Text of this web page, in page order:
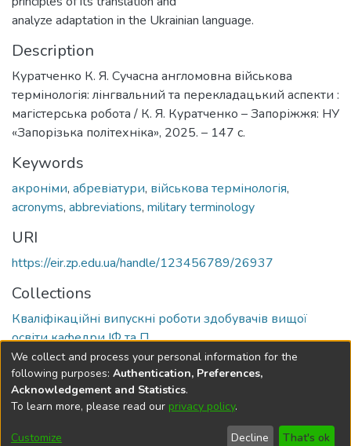
analyze adaptation in the Ukrainian language.
Description
Куратченко К. Я. Сучасна англомовна військова
термінологія: лінгвальний та перекладацький аспекти :
магістерська робота / К. Я. Куратченко – Запоріжжя: НУ
«Запорізька політехніка», 2025. – 147 с.
Keywords
акроніми, абревіатури, військова термінологія,
acronyms, abbreviations, military terminology
URI
https://eir.zp.edu.ua/handle/123456789/26937
Collections
Кваліфікаційні випускні роботи здобувачів вищої
освіти кафедри ІФ та П
Full item page
DSpace softwarecopyright © 2002-2026
Cookie
End User
Send
We collect and process your personal information for the
following purposes: Authentication, Preferences,
Acknowledgement and Statistics.
To learn more, please read our privacy policy.
Customize Decline That's ok